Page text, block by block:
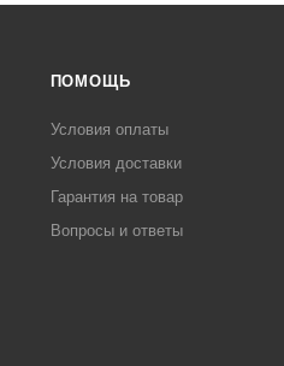
ПОМОЩЬ
Условия оплаты
Условия доставки
Гарантия на товар
Вопросы и ответы